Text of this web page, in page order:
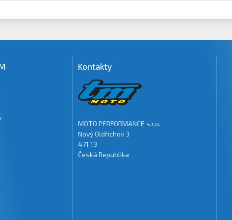
Kontakty
MOTO PERFORMANCE s.r.o.
Nový Oldřichov 3
471 13
Česká Republika